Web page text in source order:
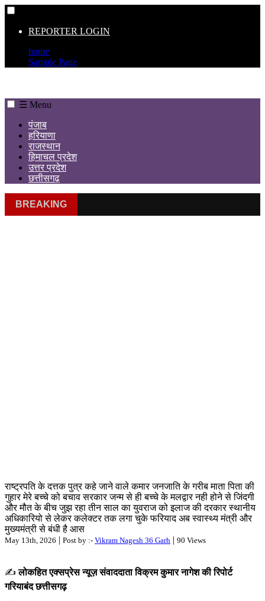
REPORTER LOGIN
home
Sample Page
☰ Menu
पंजाब
हरियाणा
राजस्थान
हिमाचल प्रदेश
उत्तर प्रदेश
छत्तीसगढ़
BREAKING
राष्ट्रपति के दत्तक पुत्र कहे जाने वाले कमार जनजाति के गरीब माता पिता की
गुहार मेरे बच्चे को बचाव सरकार जन्म से ही बच्चे के मलद्वार नही होने से जिंदगी
और मौत के बीच जुझ रहा तीन साल का युवराज को इलाज की दरकार स्थानीय
अधिकारियो से लेकर कलेक्टर तक लगा चुके फरियाद अब स्वास्थ्य मंत्री और
मुख्यमंत्री से बंधी है आस
May 13th, 2026 | Post by :- Vikram Nagesh 36 Garh | 90 Views
✍️लोकहित एक्सप्रेस न्यूज़ संवाददाता विक्रम कुमार नागेश की रिपोर्ट
गरियाबंद छत्तीसगढ़